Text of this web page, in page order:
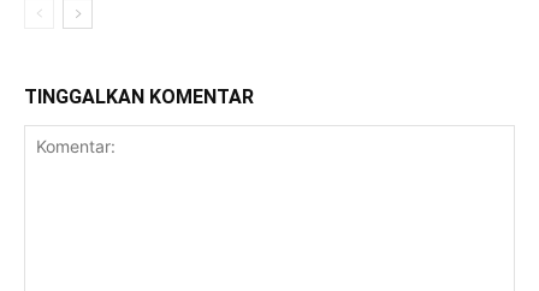
TINGGALKAN KOMENTAR